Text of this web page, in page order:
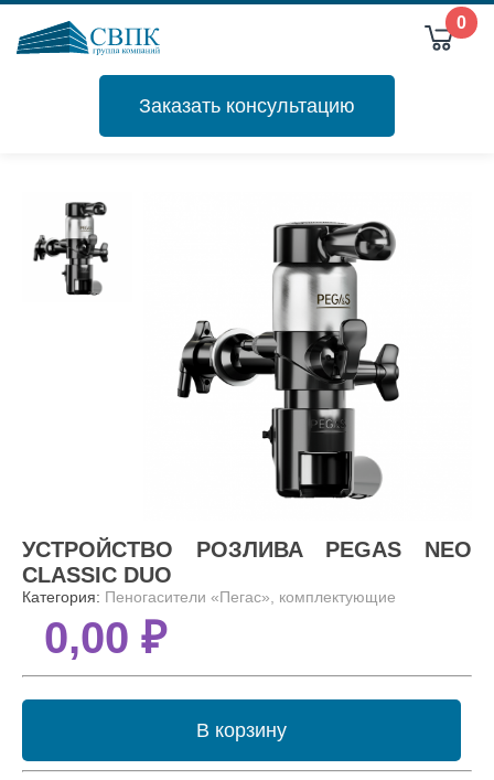
0
Заказать консультацию
УСТРОЙСТВО РОЗЛИВА PEGAS NEO
CLASSIC DUO
Категория: Пеногасители «Пегас», комплектующие
0,00 ₽
В корзину